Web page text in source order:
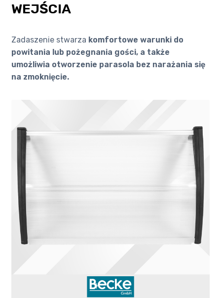
WEJŚCIA
Zadaszenie stwarza komfortowe warunki do
powitania lub pożegnania gości, a także
umożliwia otworzenie parasola bez narażania się
na zmoknięcie.